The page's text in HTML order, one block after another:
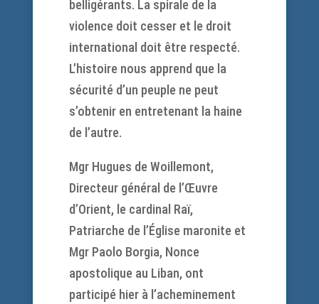
belligérants. La spirale de la
violence doit cesser et le droit
international doit être respecté.
L’histoire nous apprend que la
sécurité d’un peuple ne peut
s’obtenir en entretenant la haine
de l’autre.
Mgr Hugues de Woillemont,
Directeur général de l’Œuvre
d’Orient, le cardinal Raï,
Patriarche de l’Église maronite et
Mgr Paolo Borgia, Nonce
apostolique au Liban, ont
participé hier à l’acheminement